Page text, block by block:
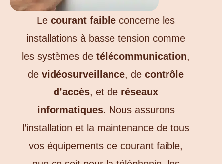
Lecourant faible concerne les
installations à basse tension comme
les systèmes detélécommunication,
devidéosurveillance, decontrôle
d’accès, et de réseaux
informatiques. Nous assurons
l’installation et la maintenance de tous
vos équipements de courant faible,